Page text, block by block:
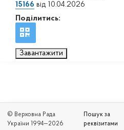
15166 від 10.04.2026
Поділитись:
Завантажити
© Верховна Рада
України 1994—2026
Пошук за
реквізитами